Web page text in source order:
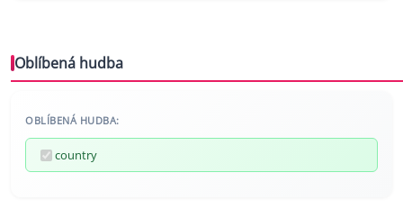
Oblíbená hudba
OBLÍBENÁ HUDBA:
country